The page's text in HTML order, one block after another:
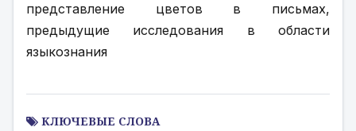
представление цветов в письмах,
предыдущие исследования в области
языкознания
КЛЮЧЕВЫЕ СЛОВА